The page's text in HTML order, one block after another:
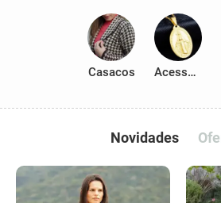
Casacos Acessórios
Novidades